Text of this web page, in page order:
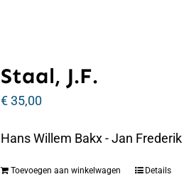
Staal, J.F.
€35,00
Hans Willem Bakx - Jan
Toevoegen aan winkelwagen Details